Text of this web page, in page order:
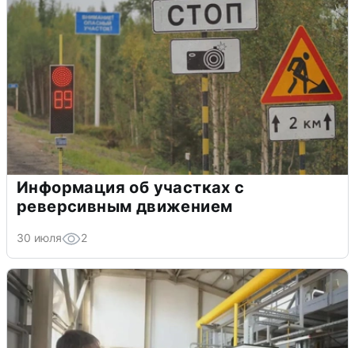
Информация об участках с
реверсивным движением
30 июля 2